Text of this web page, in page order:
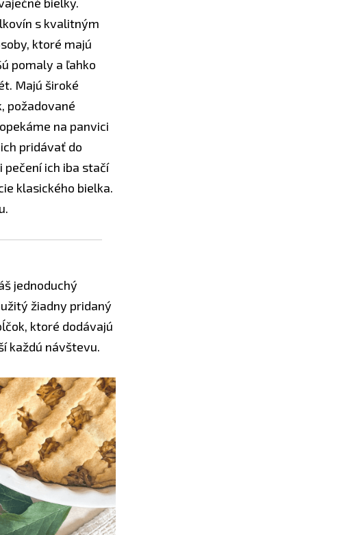
s kvalitným
ktoré majú
pomaly a ľahko
Majú široké
požadované
na panvici
pridávať do
ich iba stačí
klasického bielka.
jednoduchý
žiadny pridaný
ktoré dodávajú
každú návštevu.